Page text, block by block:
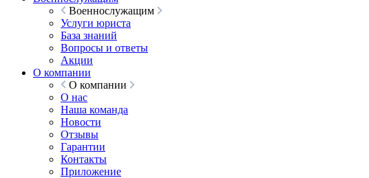
Военнослужащим
Услуги юриста
База знаний
Вопросы и ответы
Акции
О компании
О компании
О нас
Наша команда
Новости
Отзывы
Гарантии
Контакты
Приложение